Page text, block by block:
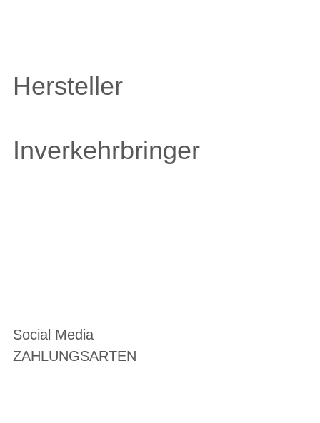
Hersteller
Inverkehrbringer
Social Media
ZAHLUNGSARTEN